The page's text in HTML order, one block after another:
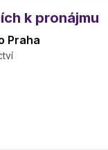
k pronájmu
Praha